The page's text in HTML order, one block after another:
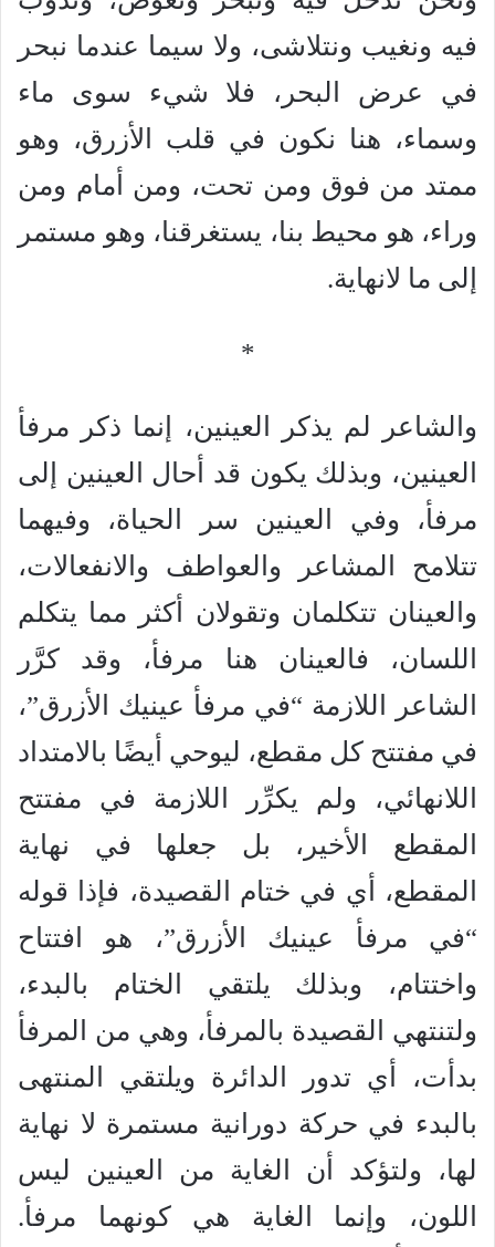
فيه ونغيب ونتلاشى، ولا سيما عندما نبحر
في عرض البحر، فلا شيء سوى ماء
وسماء، هنا نكون في قلب الأزرق، وهو
ممتد من فوق ومن تحت، ومن أمام ومن
وراء، هو محيط بنا، يستغرقنا، وهو مستمر
إلى ما لانهاية.
*
والشاعر لم يذكر العينين، إنما ذكر مرفأ
العينين، وبذلك يكون قد أحال العينين إلى
مرفأ، وفي العينين سر الحياة، وفيهما
تتلامح المشاعر والعواطف والانفعالات،
والعينان تتكلمان وتقولان أكثر مما يتكلم
اللسان، فالعينان هنا مرفأ، وقد كرَّر
الشاعر اللازمة “في مرفأ عينيك الأزرق”،
في مفتتح كل مقطع، ليوحي أيضًا بالامتداد
اللانهائي، ولم يكرِّر اللازمة في مفتتح
المقطع الأخير، بل جعلها في نهاية
المقطع، أي في ختام القصيدة، فإذا قوله
“في مرفأ عينيك الأزرق”، هو افتتاح
واختتام، وبذلك يلتقي الختام بالبدء،
ولتنتهي القصيدة بالمرفأ، وهي من المرفأ
بدأت، أي تدور الدائرة ويلتقي المنتهى
بالبدء في حركة دورانية مستمرة لا نهاية
لها، ولتؤكد أن الغاية من العينين ليس
اللون، وإنما الغاية هي كونهما مرفأ.